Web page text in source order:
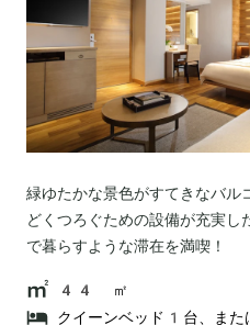
緑ゆたかな景色がすてきなバル
どくつろぐための設備が充実し
で暮らすような滞在を満喫！
44 ㎡
クイーンベッド1台、ま